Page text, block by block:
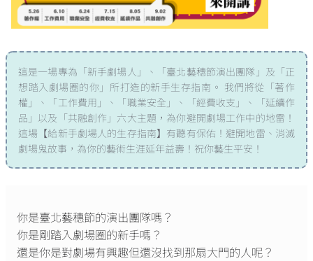
這是一場專為「新手劇場人」、「臺北藝穗節演出團隊」及「正
想踏入劇場圈的你」所打造的新手生存指南。 我們將從「著作
權」、「工作費用」、「職業安全」、「經費收支」、「延續作
品」以及「共融創作」六大主題，為你避開劇場工作中的地雷！
這場【給新手劇場人的生存指南】有聽有保佑！避開地雷、消滅
劇場鬼故事，為你的藝術生涯延年益壽！祝你藝生平安！
你是臺北藝穗節的演出團隊嗎？
你是剛踏入劇場圈的新手嗎？
還是你是對劇場有興趣但還沒找到那扇大門的人呢？